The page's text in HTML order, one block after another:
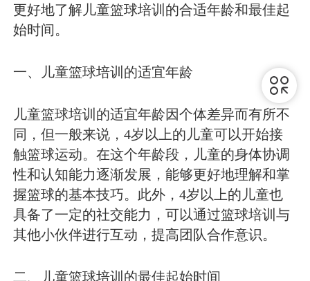
更好地了解儿童篮球培训的合适年龄和最佳起
始时间。
一、儿童篮球培训的适宜年龄
儿童篮球培训的适宜年龄因个体差异而有所不
同，但一般来说，4岁以上的儿童可以开始接
触篮球运动。在这个年龄段，儿童的身体协调
性和认知能力逐渐发展，能够更好地理解和掌
握篮球的基本技巧。此外，4岁以上的儿童也
具备了一定的社交能力，可以通过篮球培训与
其他小伙伴进行互动，提高团队合作意识。
二、儿童篮球培训的最佳起始时间